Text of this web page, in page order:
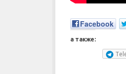
Facebook
а также: